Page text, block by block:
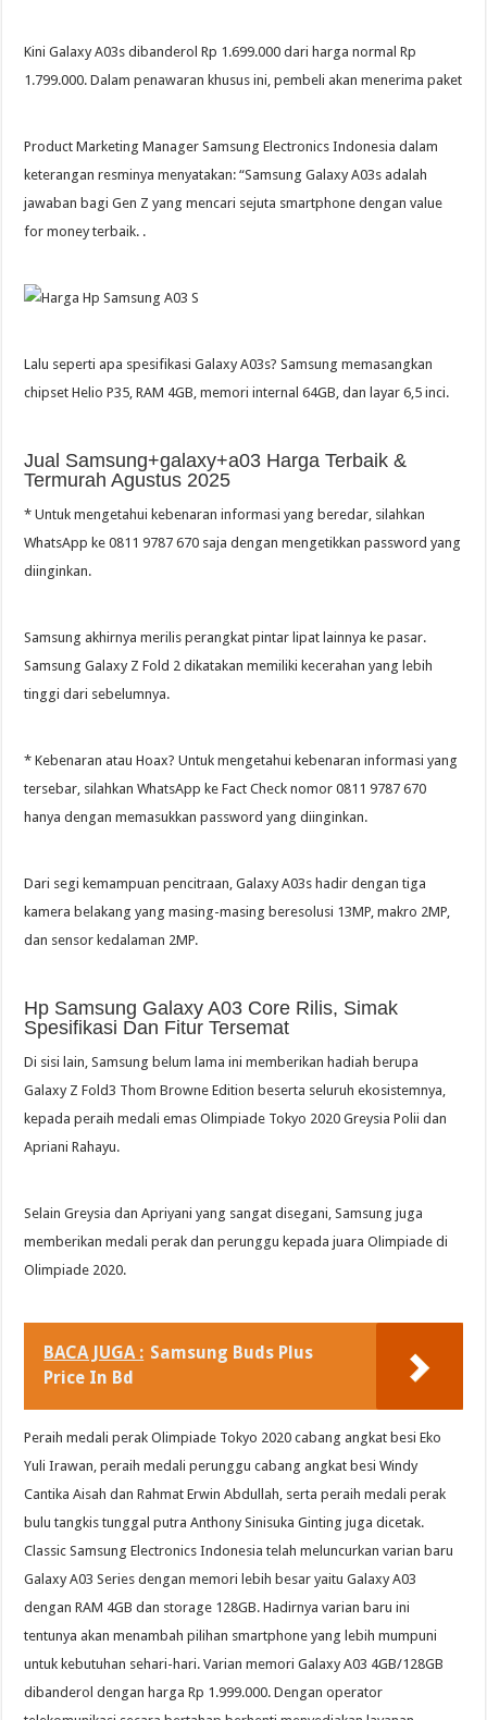
Kini Galaxy A03s dibanderol Rp 1.699.000 dari harga normal Rp
1.799.000. Dalam penawaran khusus ini, pembeli akan menerima paket
Product Marketing Manager Samsung Electronics Indonesia dalam
keterangan resminya menyatakan: “Samsung Galaxy A03s adalah
jawaban bagi Gen Z yang mencari sejuta smartphone dengan value
for money terbaik. .
Lalu seperti apa spesifikasi Galaxy A03s? Samsung memasangkan
chipset Helio P35, RAM 4GB, memori internal 64GB, dan layar 6,5 inci.
Jual Samsung+galaxy+a03 Harga Terbaik &
Termurah Agustus 2025
* Untuk mengetahui kebenaran informasi yang beredar, silahkan
WhatsApp ke 0811 9787 670 saja dengan mengetikkan password yang
diinginkan.
Samsung akhirnya merilis perangkat pintar lipat lainnya ke pasar.
Samsung Galaxy Z Fold 2 dikatakan memiliki kecerahan yang lebih
tinggi dari sebelumnya.
* Kebenaran atau Hoax? Untuk mengetahui kebenaran informasi yang
tersebar, silahkan WhatsApp ke Fact Check nomor 0811 9787 670
hanya dengan memasukkan password yang diinginkan.
Dari segi kemampuan pencitraan, Galaxy A03s hadir dengan tiga
kamera belakang yang masing-masing beresolusi 13MP, makro 2MP,
dan sensor kedalaman 2MP.
Hp Samsung Galaxy A03 Core Rilis, Simak
Spesifikasi Dan Fitur Tersemat
Di sisi lain, Samsung belum lama ini memberikan hadiah berupa
Galaxy Z Fold3 Thom Browne Edition beserta seluruh ekosistemnya,
kepada peraih medali emas Olimpiade Tokyo 2020 Greysia Polii dan
Apriani Rahayu.
Selain Greysia dan Apriyani yang sangat disegani, Samsung juga
memberikan medali perak dan perunggu kepada juara Olimpiade di
Olimpiade 2020.
BACA JUGA : Samsung Buds Plus
Price In Bd
Peraih medali perak Olimpiade Tokyo 2020 cabang angkat besi Eko
Yuli Irawan, peraih medali perunggu cabang angkat besi Windy
Cantika Aisah dan Rahmat Erwin Abdullah, serta peraih medali perak
bulu tangkis tunggal putra Anthony Sinisuka Ginting juga dicetak.
Classic Samsung Electronics Indonesia telah meluncurkan varian baru
Galaxy A03 Series dengan memori lebih besar yaitu Galaxy A03
dengan RAM 4GB dan storage 128GB. Hadirnya varian baru ini
tentunya akan menambah pilihan smartphone yang lebih mumpuni
untuk kebutuhan sehari-hari. Varian memori Galaxy A03 4GB/128GB
dibanderol dengan harga Rp 1.999.000. Dengan operator